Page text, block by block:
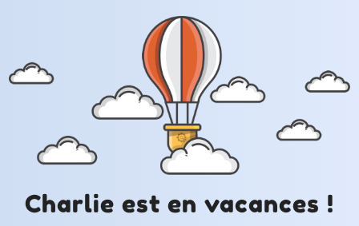
Charlie est en vacances !